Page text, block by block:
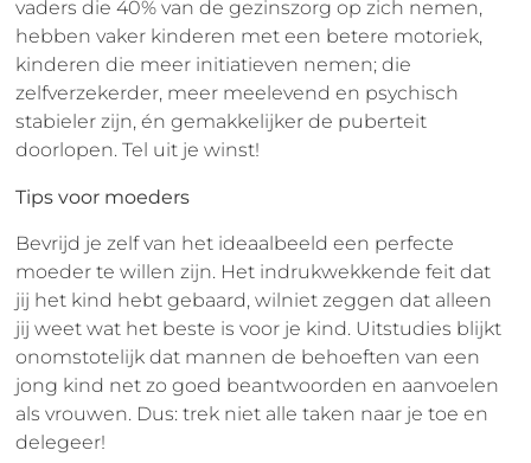
vaders die 40% van de gezinszorg op zich nemen,
hebben vaker kinderen met een betere motoriek,
kinderen die meer initiatieven nemen; die
zelfverzekerder, meer meelevend en psychisch
stabieler zijn, én gemakkelijker de puberteit
doorlopen. Tel uit je winst!
Tips voor moeders
Bevrijd je zelf van het ideaalbeeld een perfecte
moeder te willen zijn. Het indrukwekkende feit dat
jij het kind hebt gebaard, wilniet zeggen dat alleen
jij weet wat het beste is voor je kind. Uitstudies blijkt
onomstotelijk dat mannen de behoeften van een
jong kind net zo goed beantwoorden en aanvoelen
als vrouwen. Dus: trek niet alle taken naar je toe en
delegeer!